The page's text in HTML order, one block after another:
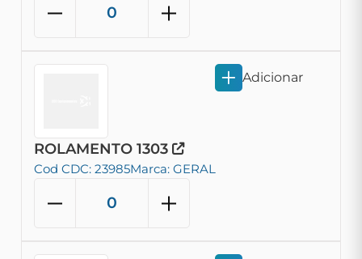
ROLAMENTO 1303
Cod CDC: 23985Marca: GERAL
Adicionar